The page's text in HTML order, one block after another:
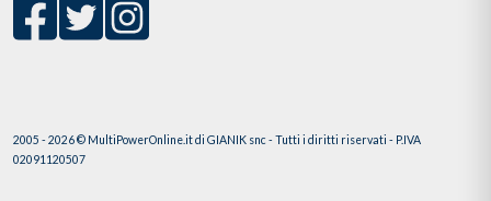
2005 - 2026 © MultiPowerOnline.it di GIANIK snc - Tutti i diritti riservati - P.IVA
02091120507